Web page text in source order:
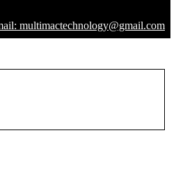
multimactechnology@gmail.com